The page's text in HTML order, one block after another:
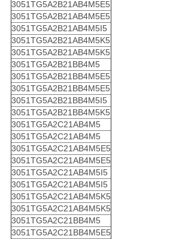
3051TG5A2B21AB4M5E5
3051TG5A2B21AB4M5E5
3051TG5A2B21AB4M5I5
3051TG5A2B21AB4M5K5
3051TG5A2B21AB4M5K5
3051TG5A2B21BB4M5
3051TG5A2B21BB4M5E5
3051TG5A2B21BB4M5E5
3051TG5A2B21BB4M5I5
3051TG5A2B21BB4M5K5
3051TG5A2C21AB4M5
3051TG5A2C21AB4M5
3051TG5A2C21AB4M5E5
3051TG5A2C21AB4M5E5
3051TG5A2C21AB4M5I5
3051TG5A2C21AB4M5I5
3051TG5A2C21AB4M5K5
3051TG5A2C21AB4M5K5
3051TG5A2C21BB4M5
3051TG5A2C21BB4M5E5